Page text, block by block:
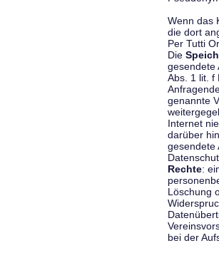
Wenn das
die dort
Per Tutti
Die
gesendete
Abs. 1 lit. f
genannte
Internet
darüber
gesendete
Rechte:
Löschung
bei der